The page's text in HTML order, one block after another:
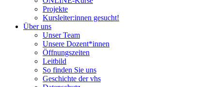
Projekte
Kursleiter:innen gesucht!
Über uns
Unser Team
Unsere Dozent*innen
Öffnungszeiten
Leitbild
So finden Sie uns
Geschichte der vhs